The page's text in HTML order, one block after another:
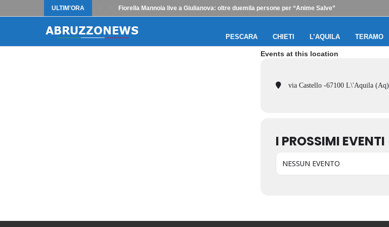
ULTIM'ORA Fiorella Mannoia live a Giulianova: oltre duemila persone per “Anime Salve”
PESCARA CHIETI L’AQUILA TERAMO
Events at this location
via Castello -67100 L\'Aquila (Aq)
I PROSSIMI EVENTI
NESSUN EVENTO